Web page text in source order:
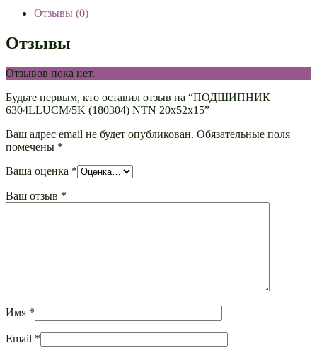
Отзывы (0)
Отзывы
Отзывов пока нет.
Будьте первым, кто оставил отзыв на “ПОДШИПНИК
6304LLUCM/5K (180304) NTN 20х52х15”
Ваш адрес email не будет опубликован. Обязательные поля
помечены *
Ваша оценка *
Ваш отзыв *
Имя *
Email *